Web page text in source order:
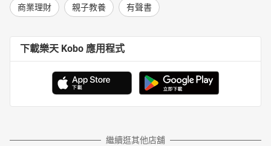
商業理財 親子教養 有聲書
下載樂天 Kobo 應用程式
繼續逛其他店舖